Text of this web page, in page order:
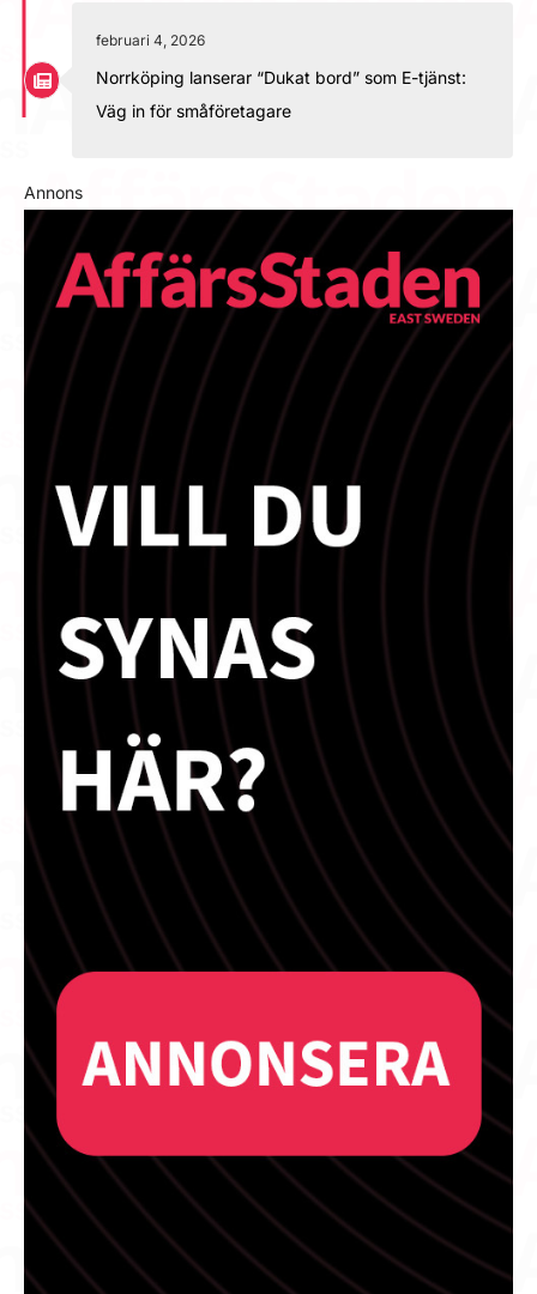
februari 4, 2026
Norrköping lanserar “Dukat bord” som E-tjänst:
Väg in för småföretagare
Annons